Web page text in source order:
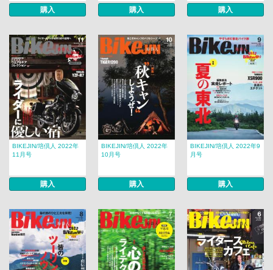
購入 購入 購入
BIKEJIN/培倶人 2022年
11月号
購入
BIKEJIN/培倶人 2022年
10月号
購入
BIKEJIN/培倶人 2022年9
月号
購入